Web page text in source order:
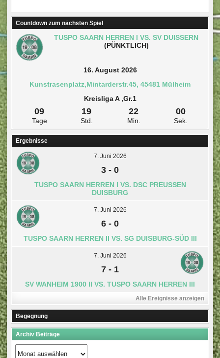
Countdown zum nächsten Spiel
TUSPO SAARN HERREN I VS. SV DUISSERN
(PÜNKTLICH)
16. August 2026
Kunstrasenplatz,Mintarderstr.45, 45481 Mülheim
Kreisliga A ,Gr.1
09
Tage
19
Std.
21
Min.
59
Sek.
Ergebnisse
7. Juni 2026
3 - 0
TUSPO SAARN HERREN I VS. DSC PREUSSEN D
UISBURG
7. Juni 2026
6 - 0
TUSPO SAARN HERREN II VS. SG DUISBURG-SÜD III
7. Juni 2026
7 - 1
SV WANHEIM 1900 II VS. TUSPO SAARN HERREN III
Alle Ereignisse anzeigen
Begegnung
Archiv Beiträge
Archiv